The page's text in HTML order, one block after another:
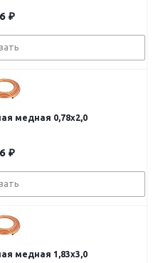
₽
медная 0,78х2,0
₽
медная 1,83х3,0